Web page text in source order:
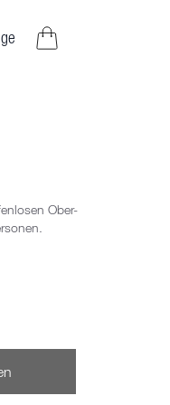
Artikel im
Ober-